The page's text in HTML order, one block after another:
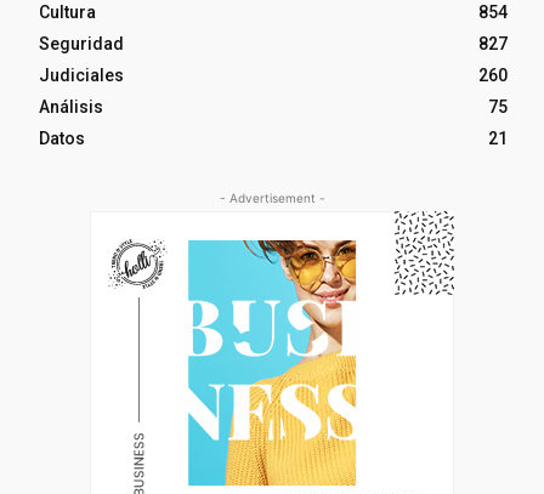
Cultura
854
Seguridad
827
Judiciales
260
Análisis
75
Datos
21
- Advertisement -